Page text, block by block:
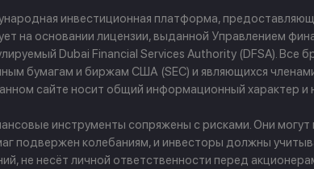
инвестиционная платформа,
на основании лицензии, выданной Управлением
Dubai Financial Services Authority (DFSA).
бумагам и биржам США (SEC) и являющихся
сайте носит общий информационный характер и
инструменты сопряжены с рисками. Они
подвержен колебаниям, и инвесторы должны
не несёт личной ответственности перед